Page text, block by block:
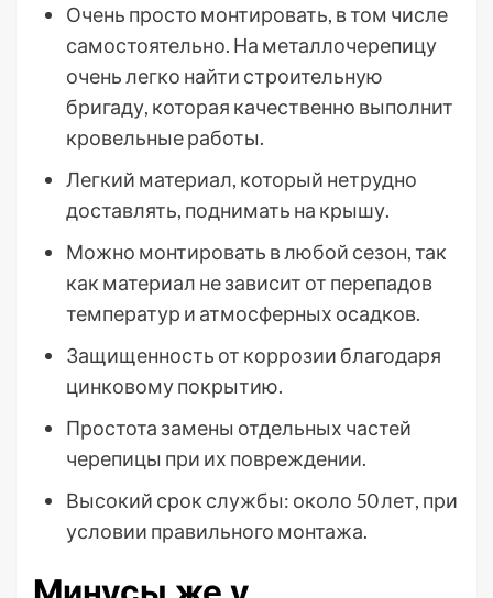
Очень просто монтировать, в том числе
самостоятельно. На металлочерепицу
очень легко найти строительную
бригаду, которая качественно выполнит
кровельные работы.
Легкий материал, который нетрудно
доставлять, поднимать на крышу.
Можно монтировать в любой сезон, так
как материал не зависит от перепадов
температур и атмосферных осадков.
Защищенность от коррозии благодаря
цинковому покрытию.
Простота замены отдельных частей
черепицы при их повреждении.
Высокий срок службы: около 50 лет, при
условии правильного монтажа.